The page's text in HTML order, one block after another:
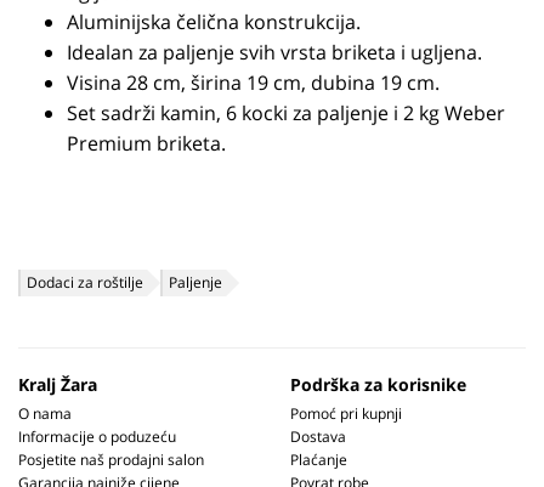
Aluminijska čelična konstrukcija.
Idealan za paljenje svih vrsta briketa i ugljena.
Visina 28 cm, širina 19 cm, dubina 19 cm.
Set sadrži kamin, 6 kocki za paljenje i 2 kg Weber
Premium briketa.
Dodaci za roštilje Paljenje
Kralj Žara
O nama
Informacije o poduzeću
Posjetite naš prodajni salon
Garancija najniže cijene
Podrška za korisnike
Pomoć pri kupnji
Dostava
Plaćanje
Povrat robe